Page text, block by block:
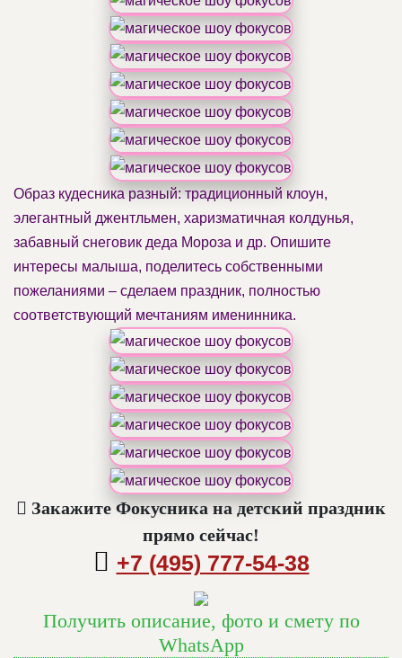
Образ кудесника разный: традиционный клоун,
элегантный джентльмен, харизматичная колдунья,
забавный снеговик деда Мороза и др. Опишите
интересы малыша, поделитесь собственными
пожеланиями – сделаем праздник, полностью
соответствующий мечтаниям именинника.
Закажите Фокусника на детский праздник
прямо сейчас!
+7 (495) 777-54-38
Получить описание, фото и смету по
WhatsApp